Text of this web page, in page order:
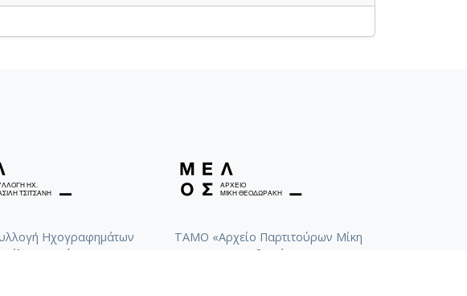
Ηχογραφημάτων
Τσιτσάνη»
ΤΑΜΟ «Αρχείο Παρτιτούρων Μίκη
Θεοδωράκη»